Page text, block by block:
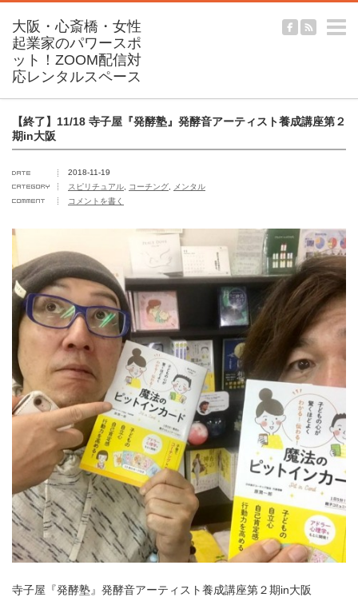
【終了】11/18 寺子屋『発酵塾』発酵音アーティスト養成講座第２
期in大阪
2018-11-19
スピリチュアル
コーチング
メンタル
コメントを書く
寺子屋『発酵塾』発酵音アーティスト養成講座第２期in大阪